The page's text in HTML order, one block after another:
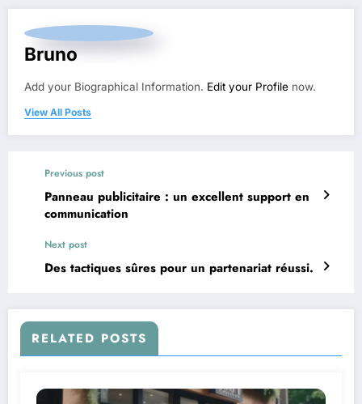
Bruno
Add your Biographical Information. Edit your Profile now.
View All Posts
Previous post
Panneau publicitaire : un excellent support en
communication
Next post
Des tactiques sûres pour un partenariat réussi.
RELATED POSTS